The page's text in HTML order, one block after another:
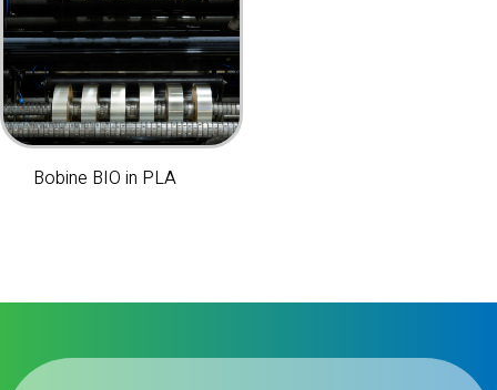
Bobine BIO in PLA